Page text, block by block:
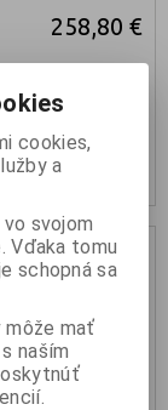
258,80 €
KÚPIŤ
cookies,
a
svojom
Vďaka tomu
schopná sa
môže mať
naším